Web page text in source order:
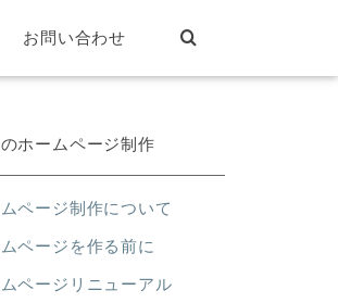
お問い合わせ
ホームページ制作
ページ制作について
ページを作る前に
ページリニューアル